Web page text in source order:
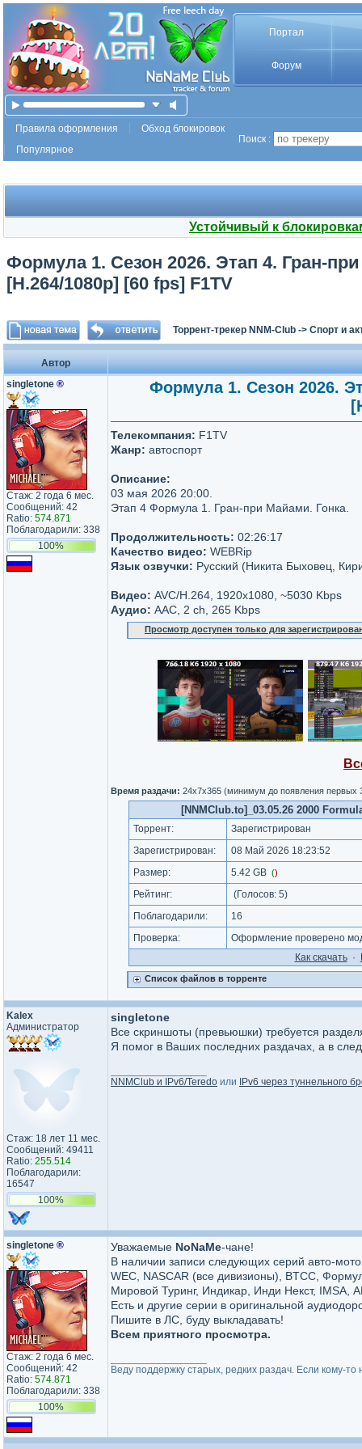
Портал
Форум
Правила оформления
Обход блокировок
Популярное
Поиск :
Устойчивый к
Формула 1. Сезон 2026. Этап 4. Гран-
[H.264/1080p] [60 fps] F1TV
Торрент-трекер NNM-Club -> Спорт и
Автор
singletone ®
Стаж: 2 года 6 мес.
Сообщений: 42
Ratio: 574.871
Поблагодарили: 338
100%
Формула 1. Сезон 2026.
Телекомпания: F1TV
Жанр: автоспорт
Описание:
03 мая 2026 20:00.
Этап 4 Формула 1. Гран-при Майами. Гонка.
Продолжительность: 02:26:17
Качество видео: WEBRip
Язык озвучки: Русский (Никита Быховец,
Видео: AVC/H.264, 1920х1080, ~5030 Kbps
Аудио: AAC, 2 ch, 265 Kbps
Просмотр доступен только для
Время раздачи: 24x7x365 (минимум до появления первых
[NNMClub.to]_03.05.26 2000
Торрент:
Зарегистрирован
Зарегистрирован:
08 Май 2026 18:23:52
Размер:
5.42 GB ()
Рейтинг: (Голосов: 5)
Поблагодарили:
16
Проверка:
Оформление проверено
Как cкачать·
Список файлов в торренте
Kalex
Администратор
Стаж: 18 лет 11 мес.
Сообщений: 49411
Ratio: 255.514
Поблагодарили:
16547
100%
singletone
Все скриншоты (превьюшки) требуется
Я помог в Ваших последних раздачах, а в
NNMClub и IPv6/Teredo или IPv6 через туннельного
singletone ®
Стаж: 2 года 6 мес.
Сообщений: 42
Ratio: 574.871
Поблагодарили: 338
100%
Уважаемые NoNaMe-чане!
В наличии записи следующих серий авто-
WEC, NASCAR (все дивизионы), BTCC,
Мировой Туринг, Индикар, Инди Некст, IMSA,
Есть и другие серии в оригинальной
Пишите в ЛС, буду выкладавать!
Всем приятного просмотра.
Веду поддержку старых, редких раздач. Если кому-